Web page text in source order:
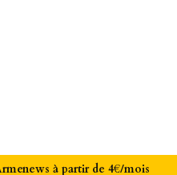
à partir de 4€/mois